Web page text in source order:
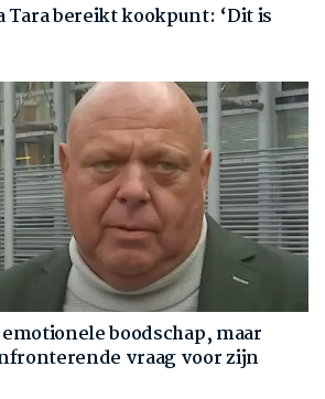
Tara bereikt kookpunt: ‘Dit is
boodschap, maar
vraag voor zijn